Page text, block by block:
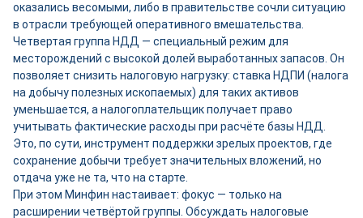
оказались весомыми, либо в правительстве сочли ситуацию
в отрасли требующей оперативного вмешательства.
Четвертая группа НДД — специальный режим для
месторождений с высокой долей выработанных запасов. Он
позволяет снизить налоговую нагрузку: ставка НДПИ (налога
на добычу полезных ископаемых) для таких активов
уменьшается, а налогоплательщик получает право
учитывать фактические расходы при расчёте базы НДД.
Это, по сути, инструмент поддержки зрелых проектов, где
сохранение добычи требует значительных вложений, но
отдача уже не та, что на старте.
При этом Минфин настаивает: фокус — только на
расширении четвёртой группы. Обсуждать налоговые